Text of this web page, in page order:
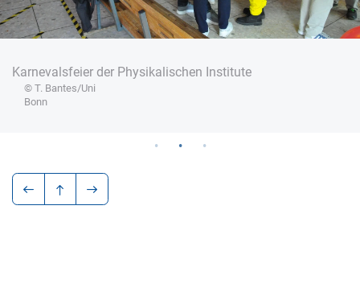
Karnevalsfeier der Physikalischen Institute
© T. Bantes/Uni
Bonn